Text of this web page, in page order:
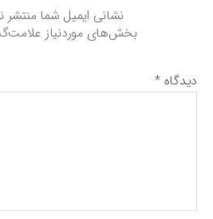
نشانی ایمیل شما
بخش‌های موردنیاز
دیدگاه*